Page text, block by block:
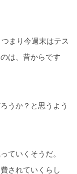
まり今週末はテス
は、昔からです
うか？と思うよう
ていくそうだ。
されていくらし